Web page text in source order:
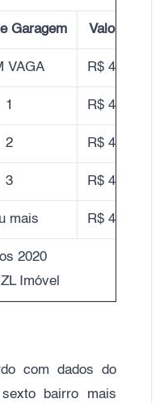
Garagem Valor do m²
VAGA R$ 4.680,00
1 R$ 4.700,00
2 R$ 4.590,00
3 R$ 4.480,00
mais R$ 4.400,00
2020
Imóvel
com dados do
bairro mais